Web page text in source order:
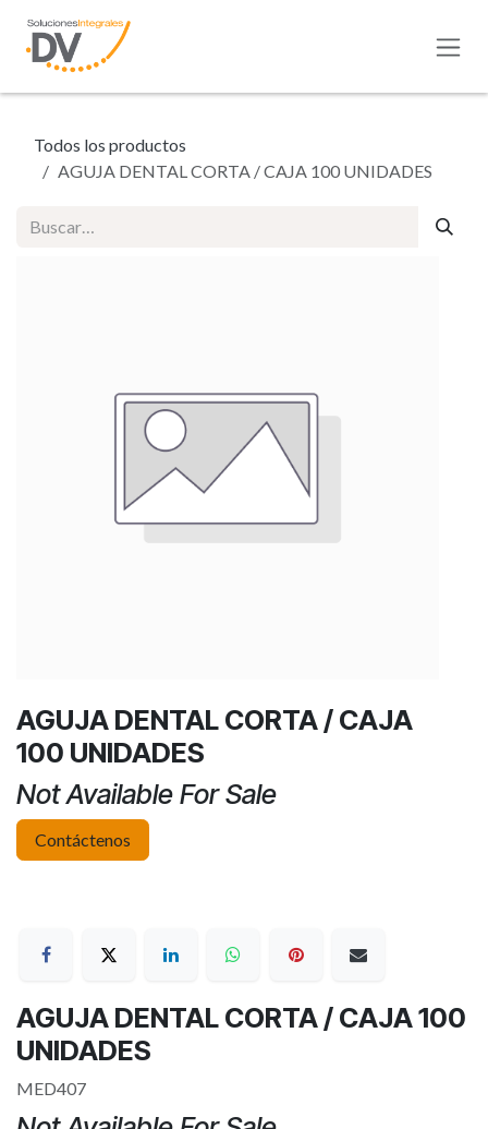
Todos los productos
AGUJA DENTAL CORTA / CAJA 100 UNIDADES
AGUJA DENTAL CORTA / CAJA
100 UNIDADES
Not Available For Sale
Contáctenos
AGUJA DENTAL CORTA / CAJA 100
UNIDADES
MED407